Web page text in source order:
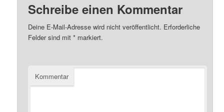
Schreibe einen Kommentar
Deine E-Mail-Adresse wird nicht veröffentlicht. Erforderliche
Felder sind mit* markiert.
Kommentar